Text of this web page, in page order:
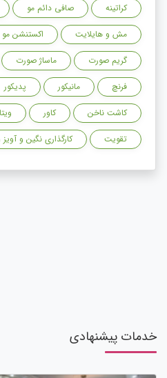
کراتینه
صافی دائم مو
مش و هایلایت
اکستنشن مو
گریم صورت
ماساژ صورت
فرنچ
مانیکور پدیکور
کاشت ناخن
کاور
تقویت
کارگذاری نگین و آویز
خدمات پیشنهادی